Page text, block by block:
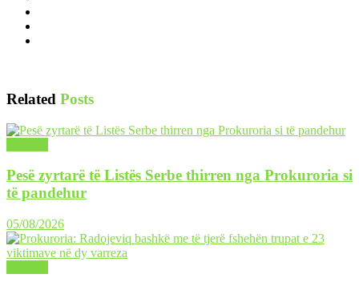
Related Posts
Pesë zyrtarë të Listës Serbe thirren nga Prokuroria si
të pandehur
05/08/2026